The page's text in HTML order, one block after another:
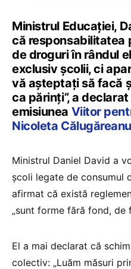
Ministrul Educației,
că responsabilitatea
de droguri în rândul
exclusiv școlii, ci
vă așteptați să facă
ca părinți”, a declarat
emisiunea Viitor
Nicoleta Călugăreanu
Ministrul Daniel David a
școli legate de consumul
afirmat că există
„sunt forme fără fond, de
El a mai declarat că
colectiv: „Luăm măsuri